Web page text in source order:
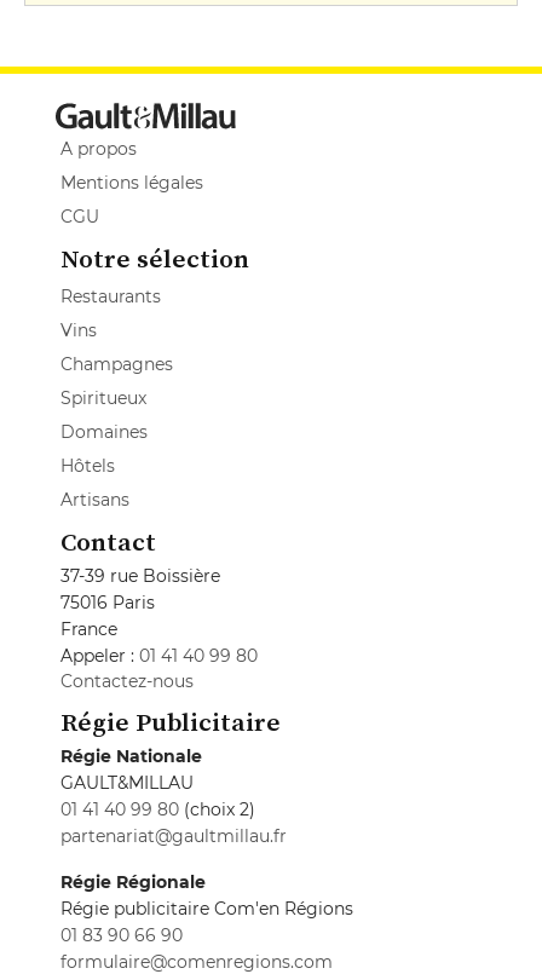
A propos
Mentions légales
CGU
Notre sélection
Restaurants
Vins
Champagnes
Spiritueux
Domaines
Hôtels
Artisans
Contact
37-39 rue Boissière
75016 Paris
France
Appeler : 01 41 40 99 80
Contactez-nous
Régie Publicitaire
Régie Nationale
GAULT&MILLAU
01 41 40 99 80 (choix 2)
partenariat@gaultmillau.fr
Régie Régionale
Régie publicitaire Com'en Régions
01 83 90 66 90
formulaire@comenregions.com